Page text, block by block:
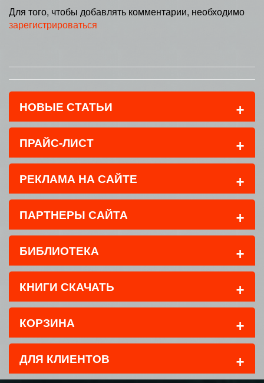
Для того, чтобы добавлять комментарии, необходимо
зарегистрироваться
НОВЫЕ СТАТЬИ +
ПРАЙС-ЛИСТ +
РЕКЛАМА НА САЙТЕ +
ПАРТНЕРЫ САЙТА +
БИБЛИОТЕКА +
КНИГИ СКАЧАТЬ +
КОРЗИНА +
ДЛЯ КЛИЕНТОВ +